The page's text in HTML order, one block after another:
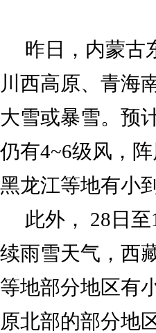
昨日，内蒙古
川西高原、青海
大雪或暴雪。预
仍有4~6级风，
黑龙江等地有小
此外， 28日
续雨雪天气，西
等地部分地区有
原北部的部分地